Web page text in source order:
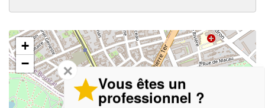
+
−
✕
Vous êtes un
professionnel ?